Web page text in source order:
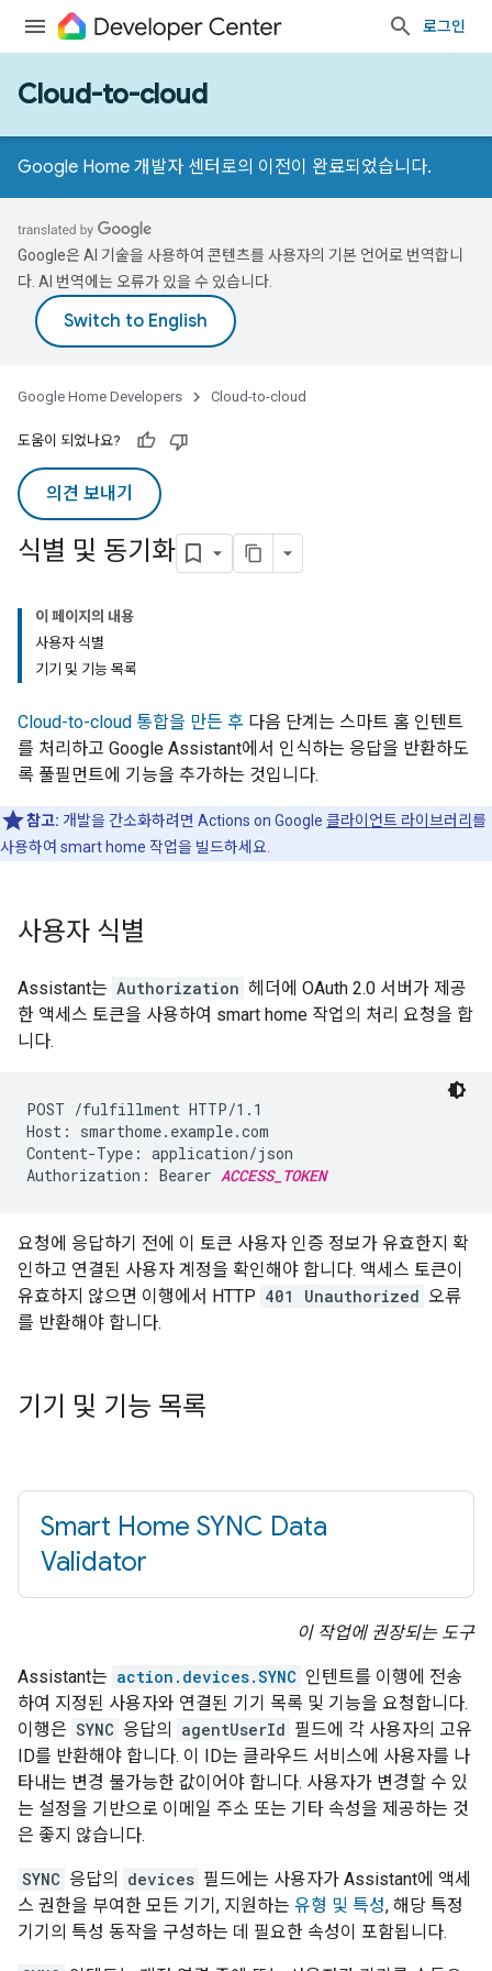
로그인
Cloud-to-cloud
Google Home 개발자 센터로의 이전이 완료되었습니다.
Google은 AI 기술을 사용하여 콘텐츠를 사용자의 기본 언어로 번역합니
다. AI 번역에는 오류가 있을 수 있습니다.
Google Home Developers Cloud-to-cloud
도움이 되었나요?
의견 보내기
식별 및 동기화
이 페이지의 내용
사용자 식별
기기 및 기능 목록
Cloud-to-cloud 통합을 만든 후 다음 단계는 스마트 홈 인텐트
를 처리하고 Google Assistant에서 인식하는 응답을 반환하도
록 풀필먼트에 기능을 추가하는 것입니다.
참고: 개발을 간소화하려면 Actions on Google 클라이언트 라이브러리 를
사용하여 smart home 작업을 빌드하세요.
사용자 식별
Assistant는 Authorization 헤더에 OAuth 2.0 서버가 제공
한 액세스 토큰을 사용하여 smart home 작업의 처리 요청을 합
니다.
POST /fulfillment HTTP/1.1
Host: smarthome.example.com
Content-Type: application/json
Authorization: Bearer ACCESS_TOKEN
요청에 응답하기 전에 이 토큰 사용자 인증 정보가 유효한지 확
인하고 연결된 사용자 계정을 확인해야 합니다. 액세스 토큰이
유효하지 않으면 이행에서 HTTP 401 Unauthorized 오류
를 반환해야 합니다.
기기 및 기능 목록
Smart Home SYNC Data
Validator
이 작업에 권장되는 도구
Assistant는 action.devices.SYNC 인텐트를 이행에 전송
하여 지정된 사용자와 연결된 기기 목록 및 기능을 요청합니다.
이행은 SYNC 응답의 agentUserId 필드에 각 사용자의 고유
ID를 반환해야 합니다. 이 ID는 클라우드 서비스에 사용자를 나
타내는 변경 불가능한 값이어야 합니다. 사용자가 변경할 수 있
는 설정을 기반으로 이메일 주소 또는 기타 속성을 제공하는 것
은 좋지 않습니다.
SYNC 응답의 devices 필드에는 사용자가 Assistant에 액세
스 권한을 부여한 모든 기기, 지원하는 유형 및 특성, 해당 특정
기기의 특성 동작을 구성하는 데 필요한 속성이 포함됩니다.